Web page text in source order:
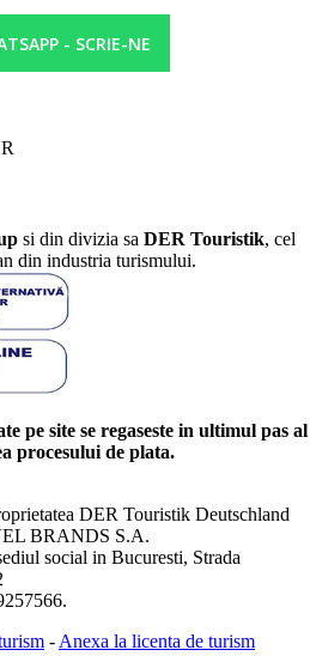
- SCRIE-NE
si din divizia sa DER Touristik, cel
din industria turismului.
pe site se regaseste in ultimul pas al
procesului de plata.
DER Touristik Deutschland
BRANDS S.A.
social in Bucuresti, Strada
- Anexa la licenta de turism